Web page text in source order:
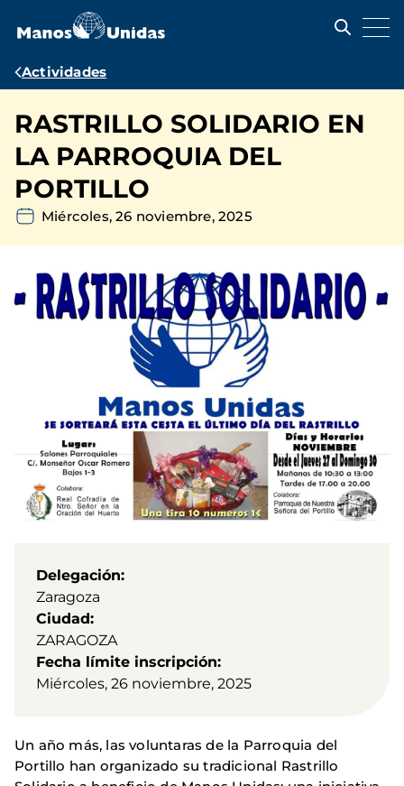
contenido
Ruta
navegación
Actividades
RASTRILLO SOLIDARIO EN
LA PARROQUIA DEL
PORTILLO
Miércoles, 26 noviembre, 2025
Delegación
Zaragoza
Ciudad
ZARAGOZA
Fecha límite inscripción
Miércoles, 26 noviembre, 2025
Un año más, las voluntaras de la Parroquia del
Portillo han organizado su tradicional Rastrillo